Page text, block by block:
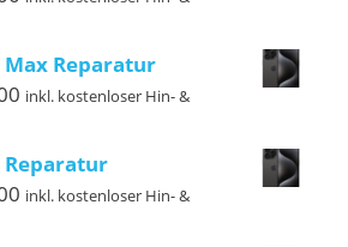
bis
€239,00
Reparatur
Preisspanne:
€469,00
inkl. kostenloser Hin- &
Reparatur
Preisspanne:
inkl. kostenloser Hin- &